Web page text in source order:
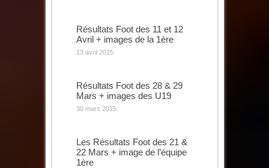
Résultats Foot des 11 et 12
Avril + images de la 1ère
13 avril 2015
Résultats Foot des 28 & 29
Mars + images des U19
30 mars 2015
Les Résultats Foot des 21 &
22 Mars + image de l’équipe
1ère